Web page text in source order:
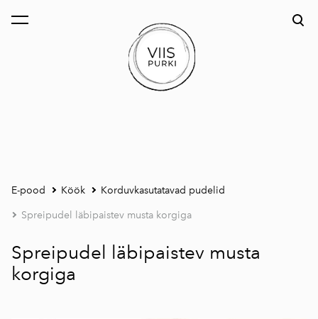
lisati ostukorvi. Vaata ostukorvi
E-pood Köök Korduvkasutatavad pudelid
Spreipudel läbipaistev musta korgiga
Spreipudel läbipaistev musta
korgiga